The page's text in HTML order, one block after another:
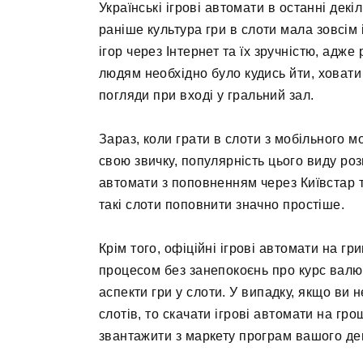
Українські ігрові автомати в останні
раніше культура гри в слоти мала
ігор через Інтернет та їх зручністю,
людям необхідно було кудись йти,
погляди при вході у гральний зал.
Зараз, коли грати в слоти з мобільного
свою звичку, популярність цього виду
автомати з поповненням через
такі слоти поповнити значно простіше.
Крім того, офіційні ігрові автомати на
процесом без занепокоєнь про курс
аспекти гри у слоти. У випадку, якщо ви
слотів, то скачати ігрові автомати на
звантажити з маркету програм вашого